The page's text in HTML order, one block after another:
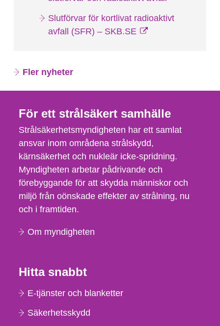
Slutförvar för kortlivat radioaktivt
avfall (SFR) – SKB.SE
Fler nyheter
För ett strålsäkert samhälle
Strålsäkerhetsmyndigheten har ett samlat
ansvar inom områdena strålskydd,
kärnsäkerhet och nukleär icke-spridning.
Myndigheten arbetar pådrivande och
förebyggande för att skydda människor och
miljö från oönskade effekter av strålning, nu
och i framtiden.
Om myndigheten
Hitta snabbt
E-tjänster och blanketter
Säkerhetsskydd